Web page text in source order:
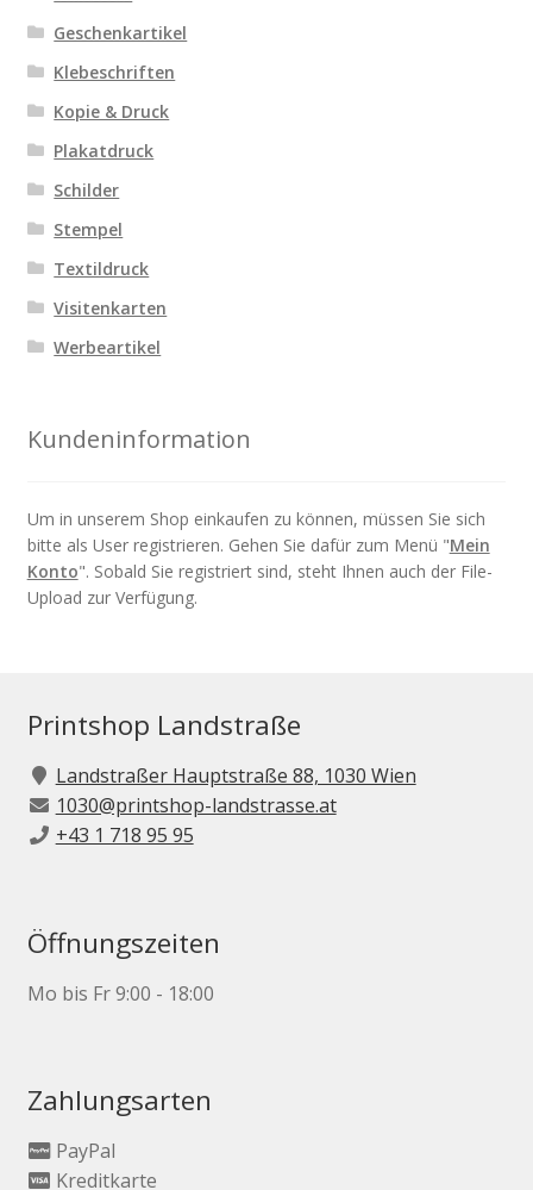
Geschenkartikel
Klebeschriften
Kopie & Druck
Plakatdruck
Schilder
Stempel
Textildruck
Visitenkarten
Werbeartikel
Kundeninformation
Um in unserem Shop einkaufen zu können, müssen Sie sich
bitte als User registrieren. Gehen Sie dafür zum Menü "Mein
Konto". Sobald Sie registriert sind, steht Ihnen auch der File-
Upload zur Verfügung.
Printshop Landstraße
Landstraßer Hauptstraße 88, 1030 Wien
1030@printshop-landstrasse.at
+43 1 718 95 95
Öffnungszeiten
Mo bis Fr 9:00 - 18:00
Zahlungsarten
PayPal
Kreditkarte